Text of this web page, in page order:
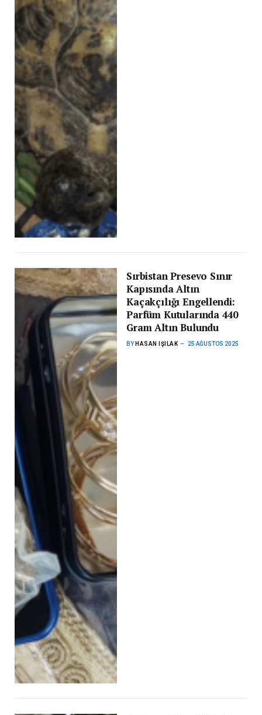
Sırbistan Presevo Sınır
Kapısında Altın
Kaçakçılığı Engellendi:
Parfüm Kutularında 440
Gram Altın Bulundu
BY HASAN IŞILAK 25 AĞUSTOS 2025